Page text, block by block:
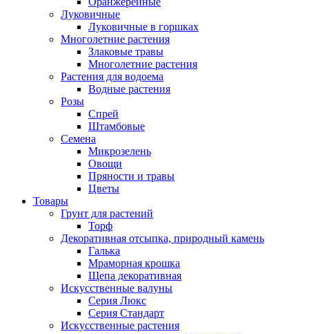
Луковичные
Луковичные в горшках
Многолетние растения
Злаковые травы
Многолетние растения
Растения для водоема
Водные растения
Розы
Спрей
Штамбовые
Семена
Микрозелень
Овощи
Пряности и травы
Цветы
Товары
Грунт для растений
Торф
Декоративная отсыпка, природный камень
Галька
Мраморная крошка
Щепа декоративная
Искусственные валуны
Серия Люкс
Серия Стандарт
Искусственные растения